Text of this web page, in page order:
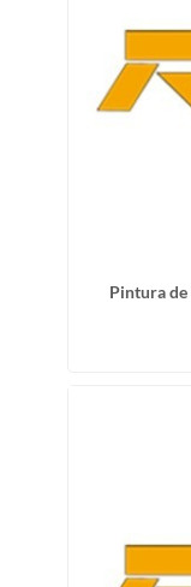
Pintura de